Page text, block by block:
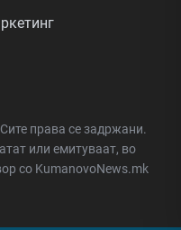
права се задржани.
или емитуваат, во
со KumanovoNews.mk